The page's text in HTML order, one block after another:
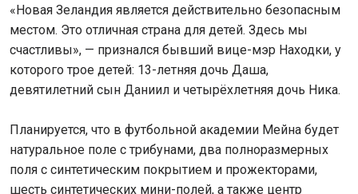
«Новая Зеландия является действительно безопасным
местом. Это отличная страна для детей. Здесь мы
счастливы», — признался бывший вице-мэр Находки, у
которого трое детей: 13-летняя дочь Даша,
девятилетний сын Даниил и четырёхлетняя дочь Ника.
Планируется, что в футбольной академии Мейна будет
натуральное поле с трибунами, два полноразмерных
поля с синтетическим покрытием и прожекторами,
шесть синтетических мини-полей, а также центр